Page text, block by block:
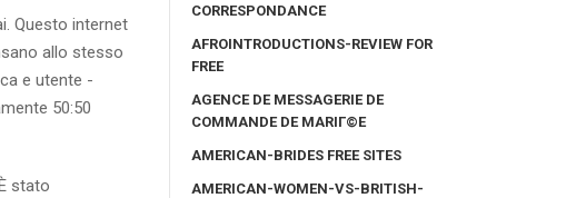
Questo internet
allo stesso
e utente -
50:50
stato
CORRESPONDANCE
AFROINTRODUCTIONS-REVIEW FOR
FREE
AGENCE DE MESSAGERIE DE
COMMANDE DE MARIГ©E
AMERICAN-BRIDES FREE SITES
AMERICAN-WOMEN-VS-BRITISH-